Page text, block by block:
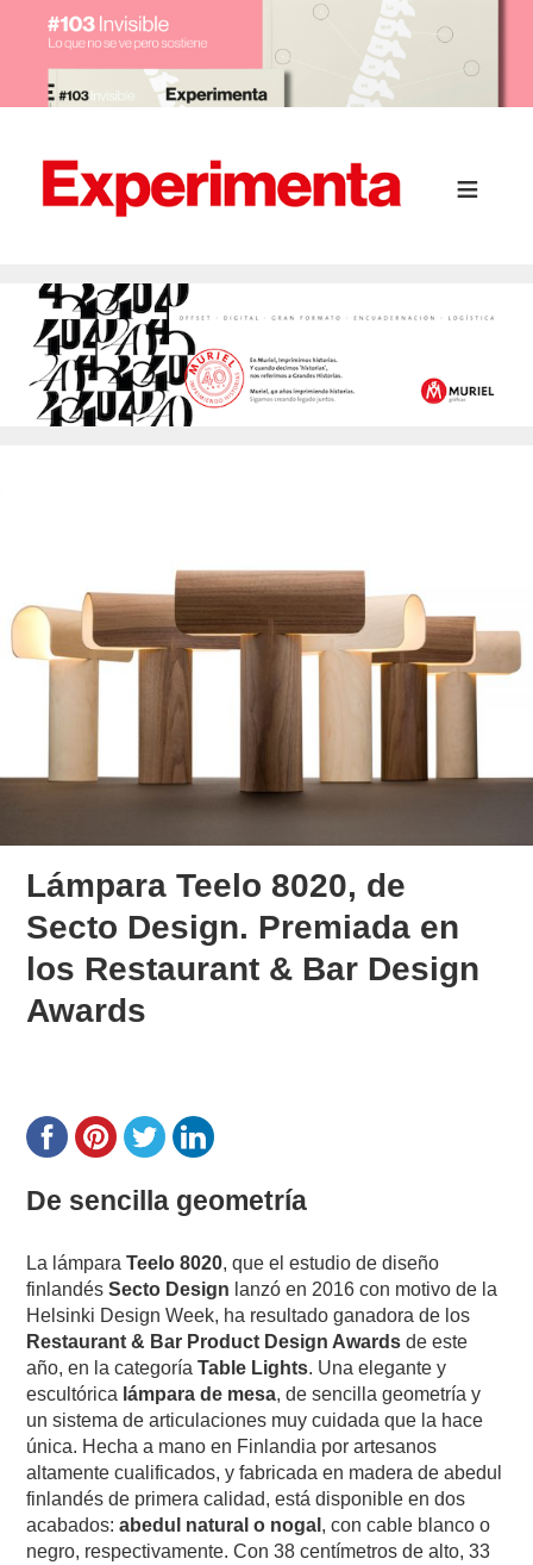
Lámpara Teelo 8020, de
Secto Design. Premiada en
los Restaurant & Bar Design
Awards
De sencilla geometría
La lámparaTeelo 8020, que el estudio de diseño
finlandésSecto Design lanzó en 2016 con motivo de la
Helsinki Design Week, ha resultado ganadora de los
Restaurant & Bar Product Design Awards de este
año, en la categoríaTable Lights. Una elegante y
escultórica lámpara de mesa, de sencilla geometría y
un sistema de articulaciones muy cuidada que la hace
única. Hecha a mano en Finlandia por artesanos
altamente cualificados, y fabricada en madera de abedul
finlandés de primera calidad, está disponible en dos
acabados:abedul natural o nogal , con cable blanco o
negro, respectivamente. Con 38 centímetros de alto, 33